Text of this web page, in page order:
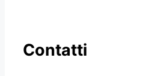
Contatti